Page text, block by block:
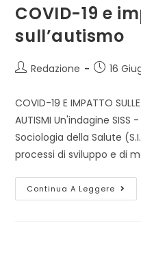
COVID-19 e
sull’autismo
AutoreRedazione
Articolo
16
COVID-19 E IMPATTO
AUTISMI Un'indagine
Sociologia della Salute
processi di sviluppo e di
Continua A Leggere
19